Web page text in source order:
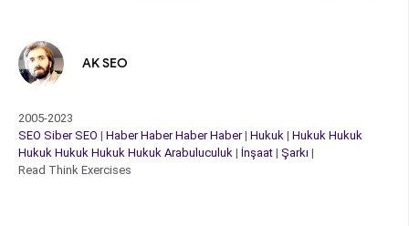
AK SEO
2005-2023
SEO Siber SEO | Haber Haber Haber Haber| Hukuk | Hukuk Hukuk
Hukuk Hukuk Hukuk Hukuk Arabuluculuk | İnşaat | Şarkı |
Read Think Exercises